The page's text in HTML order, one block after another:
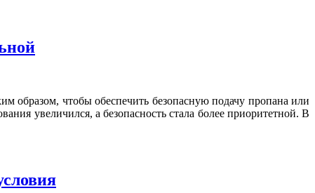
образом, чтобы обеспечить безопасную подачу пропана или
увеличился, а безопасность стала более приоритетной. В